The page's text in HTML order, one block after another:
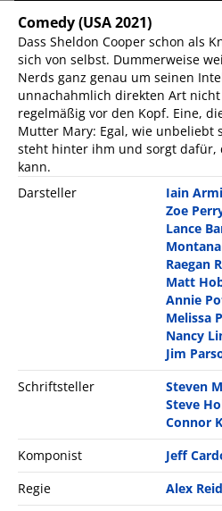
Comedy(USA 2021)
Dass Sheldon Cooper schon als
sich von selbst. Dummerweise
Nerds ganz genau um seinen
unnachahmlich direkten Art
regelmäßig vor den Kopf. Eine,
Mutter Mary: Egal, wie unbeliebt
steht hinter ihm und sorgt dafür,
kann.
Darsteller
Iain
Zoe
Lance
Raegan
Matt
Annie
Melissa
Nancy
Jim
Schriftsteller
Steven
Steve
Connor
Komponist
Jeff
Regie
Alex Reid